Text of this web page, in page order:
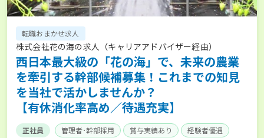
転職おまかせ求人
株式会社花の海の求人（キャリアアドバイザー経由）
西日本最大級の「花の海」で、未来の農業
を牽引する幹部候補募集！これまでの知見
を当社で活かしませんか？
【有休消化率高め／待遇充実】
正社員 管理者･幹部採用 賞与実績あり
経験者優遇